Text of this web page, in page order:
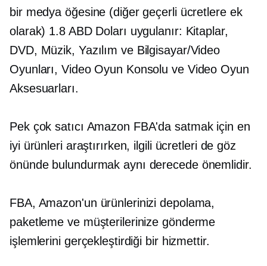
bir medya öğesine (diğer geçerli ücretlere ek
olarak) 1.8 ABD Doları uygulanır: Kitaplar,
DVD, Müzik, Yazılım ve Bilgisayar/Video
Oyunları, Video Oyun Konsolu ve Video Oyun
Aksesuarları.
Pek çok satıcı Amazon FBA'da satmak için en
iyi ürünleri araştırırken, ilgili ücretleri de göz
önünde bulundurmak aynı derecede önemlidir.
FBA, Amazon'un ürünlerinizi depolama,
paketleme ve müşterilerinize gönderme
işlemlerini gerçekleştirdiği bir hizmettir.